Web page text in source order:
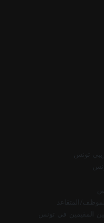
تونس
المتقاعد
المقيمين في تونس